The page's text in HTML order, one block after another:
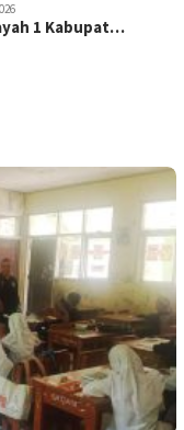
1 Kabupat…